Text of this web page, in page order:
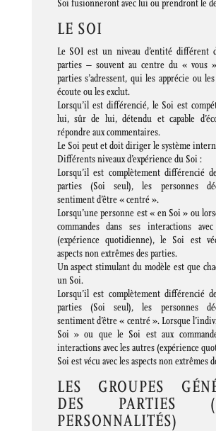
Soi fusionneront avec lui ou prendront le
LE SOI
Le SOI est un niveau d’entité différent
parties – souvent au centre du « vous
parties s’adressent, qui les apprécie ou
écoute ou les exclut.
Lorsqu’il est différencié, le Soi est
lui, sûr de lui, détendu et capable
répondre aux commentaires.
Le Soi peut et doit diriger le système
Différents niveaux d’expérience du Soi :
Lorsqu’il est complètement différencié
parties (Soi seul), les personnes
sentiment d’être « centré ».
Lorsqu’une personne est « en Soi » ou
commandes dans ses interactions
(expérience quotidienne), le Soi est
aspects non extrêmes des parties.
Un aspect stimulant du modèle est que
un Soi.
Lorsqu’il est complètement différencié
parties (Soi seul), les personnes
sentiment d’être « centré ». Lorsque
Soi » ou que le Soi est aux
interactions avec les autres (expérience
Soi est vécu avec les aspects non extrêmes
LES GROUPES
DES PARTIES
PERSONNALITÉS)